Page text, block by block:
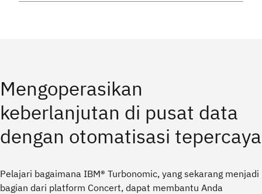
Mengoperasikan
keberlanjutan di pusat data
dengan otomatisasi tepercaya
Pelajari bagaimana IBM® Turbonomic, yang sekarang menjadi
bagian dari platform Concert, dapat membantu Anda